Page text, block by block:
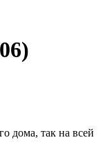
дома, так на всей